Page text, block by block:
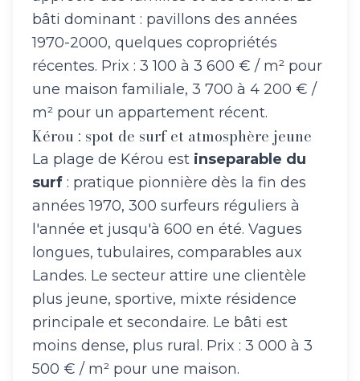
bâti dominant : pavillons des années
1970-2000, quelques copropriétés
récentes. Prix : 3 100 à 3 600 € / m² pour
une maison familiale, 3 700 à 4 200 € /
m² pour un appartement récent.
Kérou : spot de surf et atmosphère jeune
La plage de Kérou est inseparable du
surf : pratique pionnière dès la fin des
années 1970, 300 surfeurs réguliers à
l'année et jusqu'à 600 en été. Vagues
longues, tubulaires, comparables aux
Landes. Le secteur attire une clientèle
plus jeune, sportive, mixte résidence
principale et secondaire. Le bâti est
moins dense, plus rural. Prix : 3 000 à 3
500 € / m² pour une maison.